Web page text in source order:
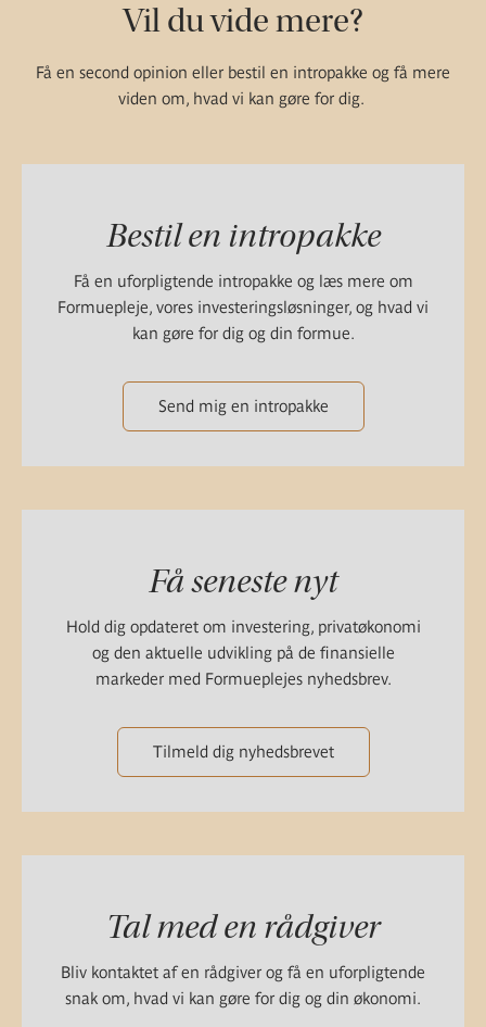
Vil du vide mere?
Få en second opinion eller bestil en intropakke og få mere
viden om, hvad vi kan gøre for dig.
Bestil en intropakke
Få en uforpligtende intropakke og læs mere om
Formuepleje, vores investeringsløsninger, og hvad vi
kan gøre for dig og din formue.
Send mig en intropakke
Få seneste nyt
Hold dig opdateret om investering, privatøkonomi
og den aktuelle udvikling på de finansielle
markeder med Formueplejes nyhedsbrev.
Tilmeld dig nyhedsbrevet
Tal med en rådgiver
Bliv kontaktet af en rådgiver og få en uforpligtende
snak om, hvad vi kan gøre for dig og din økonomi.